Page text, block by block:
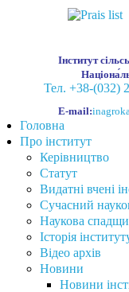
Інститут
Тел. +38-(032)
E-mail:
Головна
Про інститут
Керівництво
Статут
Видатні вчені
Сучасний
Наукова
Історія
Відео архів
Новини
Новини